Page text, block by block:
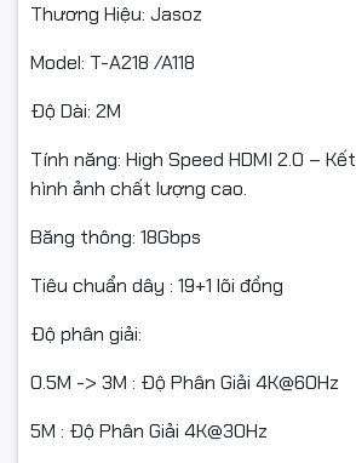
Thương Hiệu: Jasoz
Model: T-A218 /A118
Độ Dài: 2M
Tính năng: High Speed HDMI 2.0 –
hình ảnh chất lượng cao.
Băng thông: 18Gbps
Tiêu chuẩn dây : 19+1 lõi đồng
Độ phân giải:
0.5M -> 3M : Độ Phân Giải 4K@60Hz
5M : Độ Phân Giải 4K@30Hz